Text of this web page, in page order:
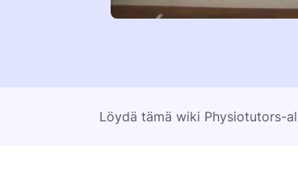
Löydä tämä wiki Physiotutors-